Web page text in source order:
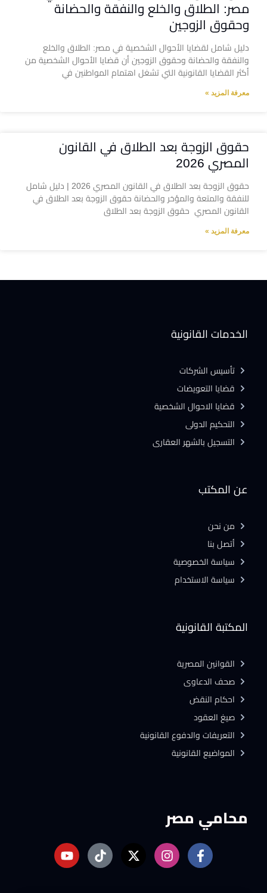
مصر: الطلاق والخلع والنفقة والحضانة
وحقوق الزوجين
دليل شامل لقضايا الأحوال الشخصية في مصر: الطلاق والخلع
والنفقة والحضانة وحقوق الزوجين أن قضايا الأحوال الشخصية من
أكثر القضايا القانونية التي تشغل اهتمام المواطنين في
معرفة المزيد »
حقوق الزوجة بعد الطلاق في القانون
المصري 2026
حقوق الزوجة بعد الطلاق في القانون المصري 2026 | دليل شامل
للنفقة والمتعة والمؤخر والحضانة حقوق الزوجة بعد الطلاق في
القانون المصري حقوق الزوجة بعد الطلاق
معرفة المزيد »
محامي مصر
المكتبة القانونية
القوانين المصرية
صحف الدعاوى
احكام النقض
صيغ العقود
التعريفات والدفوع القانونية
المواضيع القانونية
عن المكتب
من نحن
أتصل بنا
سياسة الخصوصية
سياسة الاستخدام
الخدمات القانونية
تأسيس الشركات
قضايا التعويضات
قضايا الاحوال الشخصية
التحكيم الدولى
التسجيل بالشهر العقارى